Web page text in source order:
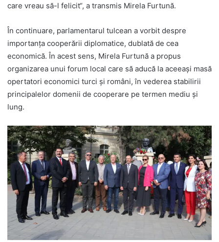
care vreau să-l felicit“, a transmis Mirela Furtună.
În continuare, parlamentarul tulcean a vorbit despre
importanța cooperării diplomatice, dublată de cea
economică. În acest sens, Mirela Furtună a propus
organizarea unui forum local care să aducă la aceeași masă
opertatori economici turci și români, în vederea stabilirii
principalelor domenii de cooperare pe termen mediu și
lung.